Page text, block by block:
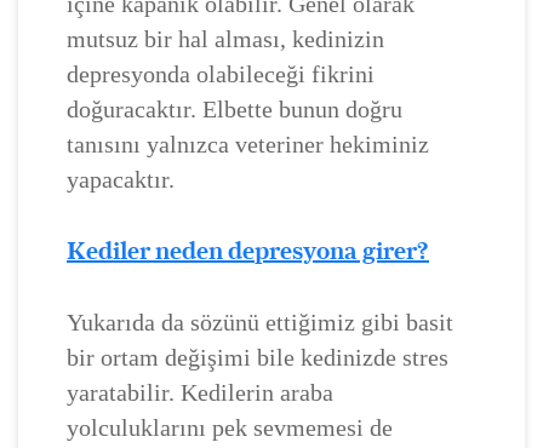
mutsuz bir hal alması, kedinizin
depresyonda olabileceği fikrini
doğuracaktır. Elbette bunun doğru
tanısını yalnızca veteriner hekiminiz
yapacaktır.
Kediler neden depresyona girer?
Yukarıda da sözünü ettiğimiz gibi basit
bir ortam değişimi bile kedinizde stres
yaratabilir. Kedilerin araba
yolculuklarını pek sevmemesi de